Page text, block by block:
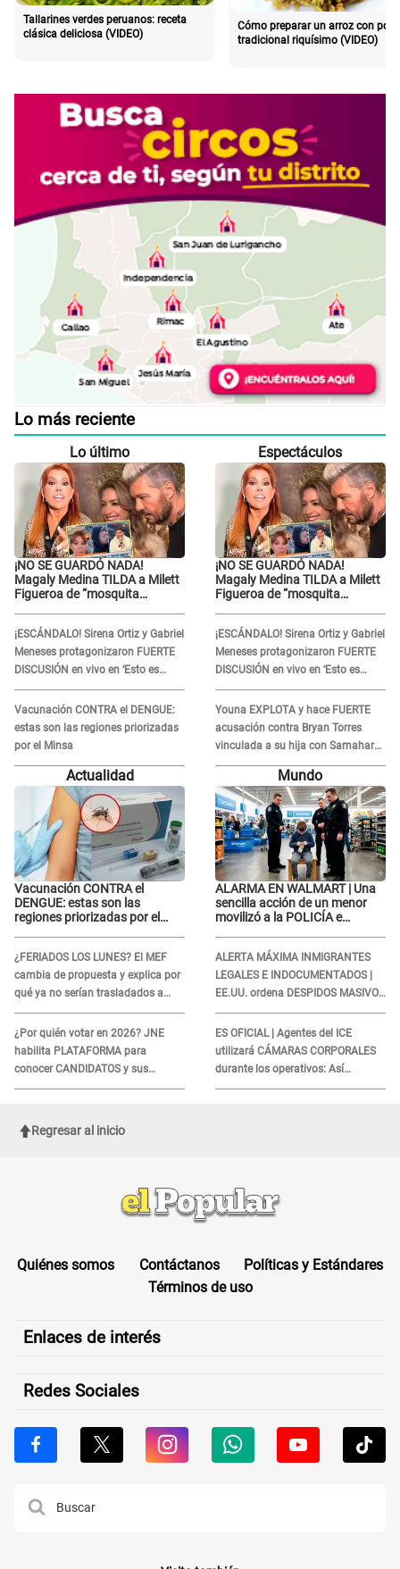
Tallarines verdes peruanos: receta
clásica deliciosa (VIDEO)
Cómo preparar un arroz con pollo
tradicional riquísimo (VIDEO)
Lo más reciente
Lo último
¡NO SE GUARDÓ NADA!
Magaly Medina TILDA a Milett
Figueroa de “mosquita
Marcelo Tinelli en TV argentina
¡ESCÁNDALO! Sirena Ortiz y Gabriel
Meneses protagonizaron FUERTE
DISCUSIÓN en vivo en ‘Esto es
Guerra’: “Ya no quiero...”
Vacunación CONTRA el DENGUE:
estas son las regiones priorizadas
por el Minsa
Espectáculos
¡NO SE GUARDÓ NADA!
Magaly Medina TILDA a Milett
Figueroa de “mosquita
Marcelo Tinelli en TV argentina
¡ESCÁNDALO! Sirena Ortiz y Gabriel
Meneses protagonizaron FUERTE
DISCUSIÓN en vivo en ‘Esto es
Guerra’: “Ya no quiero...”
Youna EXPLOTA y hace FUERTE
acusación contra Bryan Torres
vinculada a su hija con Samahara
Lobatón: "Le volvió a..."
Actualidad
Vacunación CONTRA el
DENGUE: estas son las
regiones priorizadas por el
¿FERIADOS LOS LUNES? El MEF
cambia de propuesta y explica por
qué ya no serían trasladados a
viernes
¿Por quién votar en 2026? JNE
habilita PLATAFORMA para
conocer CANDIDATOS y sus
propuestas
Mundo
ALARMA EN WALMART | Una
sencilla acción de un menor
movilizó a la POLICÍA e
lo hallado: ¿Qué ocurrió?
ALERTA MÁXIMA INMIGRANTES
LEGALES E INDOCUMENTADOS |
EE.UU. ordena DESPIDOS MASIVOS
y DEPORTACIONES a estos
extranjeros
ES OFICIAL | Agentes del ICE
utilizará CÁMARAS CORPORALES
durante los operativos: Así
afectará a inmigrantes
Regresar al inicio
Quiénes somos Contáctanos
Políticas y Estándares
Términos de uso
Enlaces de interés
Redes Sociales